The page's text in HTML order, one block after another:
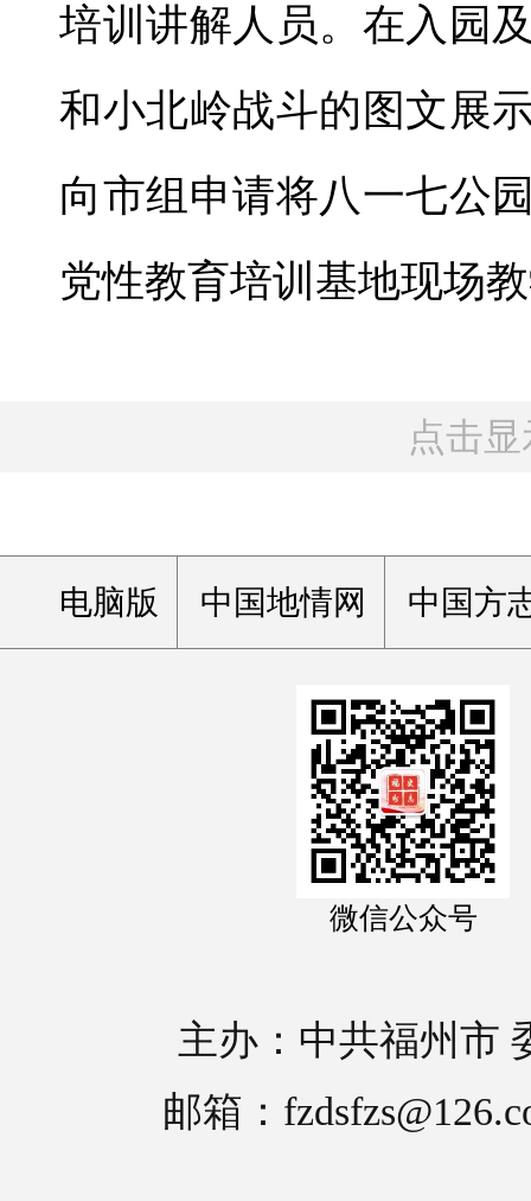
培训讲解人员。在入园
和小北岭战斗的图文展
向市组申请将八一七公
党性教育培训基地现场
点击
电脑版 中国地情网 中国方
微信公众号
主办：中共福州市
邮箱：